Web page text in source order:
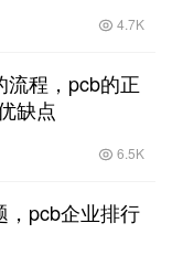
4.7K
流程，pcb的正
缺点
6.5K
，pcb企业排行